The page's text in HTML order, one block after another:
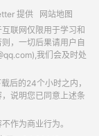
提供
网站地图
联网仅限用于学习和
，一切后果请用户自
我们会及时处
后的24个小时之内，
说明您已同意上述条
作为商业行为。